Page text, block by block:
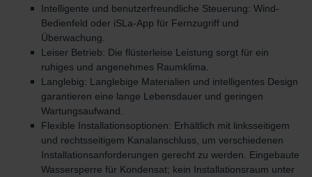
Zehnder Group Schweiz AG: Datenschutz
Zehnder Polska Sp. z o.o.: Oświadczenie o ochronie
danych Zehnder
Zehnder Group UK Limited: Privacy Policy
Zehnder Group Deutschland GmbH
Intelligente und benutzerfreundliche Steuerung: Wind-
Bedienfeld oder iSLa-App für Fernzugriff und
Überwachung.
Leiser Betrieb: Die flüsterleise Leistung sorgt für ein
ruhiges und angenehmes Raumklima.
Langlebig: Langlebige Materialien und intelligentes Design
garantieren eine lange Lebensdauer und geringen
Wartungsaufwand.
Flexible Installationsoptionen: Erhältlich mit linksseitigem
und rechtsseitigem Kanalanschluss, um verschiedenen
Installationsanforderungen gerecht zu werden. Eingebaute
Wassersperre für Kondensat; kein Installationsraum unter